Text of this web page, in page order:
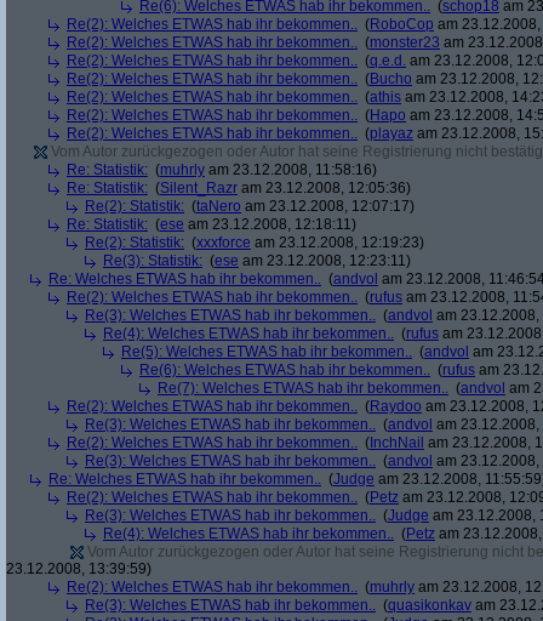
Re(6): Welches ETWAS hab ihr bekommen.. (schop18 am
Re(2): Welches ETWAS hab ihr bekommen.. (RoboCop am
Re(2): Welches ETWAS hab ihr bekommen.. (monster23 am
Re(2): Welches ETWAS hab ihr bekommen.. (q.e.d. am 23.12.2008,
Re(2): Welches ETWAS hab ihr bekommen.. (Bucho am 23.12.2008,
Re(2): Welches ETWAS hab ihr bekommen.. (athis am 23.12.2008,
Re(2): Welches ETWAS hab ihr bekommen.. (Hapo am 23.12.2008,
Re(2): Welches ETWAS hab ihr bekommen.. (playaz am 23.12.2008,
Vom Autor zurückgezogen oder Autor hat seine Registrierung nicht
Re: Statistik: (muhrly am 23.12.2008, 11:58:16)
Re: Statistik: (Silent_Razr am 23.12.2008, 12:05:36)
Re(2): Statistik: (taNero am 23.12.2008, 12:07:17)
Re: Statistik: (ese am 23.12.2008, 12:18:11)
Re(2): Statistik: (xxxforce am 23.12.2008, 12:19:23)
Re(3): Statistik: (ese am 23.12.2008, 12:23:11)
Re: Welches ETWAS hab ihr bekommen.. (andvol am 23.12.2008,
Re(2): Welches ETWAS hab ihr bekommen.. (rufus am 23.12.2008,
Re(3): Welches ETWAS hab ihr bekommen.. (andvol am
Re(4): Welches ETWAS hab ihr bekommen.. (rufus am
Re(5): Welches ETWAS hab ihr bekommen.. (andvol am
Re(6): Welches ETWAS hab ihr bekommen.. (rufus am
Re(7): Welches ETWAS hab ihr bekommen.. (andvol am
Re(2): Welches ETWAS hab ihr bekommen.. (Raydoo am 23.12.2008,
Re(3): Welches ETWAS hab ihr bekommen.. (andvol am
Re(2): Welches ETWAS hab ihr bekommen.. ( InchNail am 23.12.2008,
Re(3): Welches ETWAS hab ihr bekommen.. (andvol am
Re: Welches ETWAS hab ihr bekommen.. (Judge am 23.12.2008,
Re(2): Welches ETWAS hab ihr bekommen.. (Petz am 23.12.2008,
Re(3): Welches ETWAS hab ihr bekommen.. (Judge am 23.12.2008,
Re(4): Welches ETWAS hab ihr bekommen.. (Petz am
Vom Autor zurückgezogen oder Autor hat seine Registrierung nicht
23.12.2008, 13:39:59)
Re(2): Welches ETWAS hab ihr bekommen.. (muhrly am 23.12.2008,
Re(3): Welches ETWAS hab ihr bekommen.. (quasikonkav am